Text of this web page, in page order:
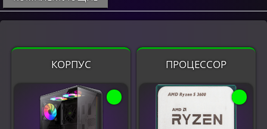
КОРПУС ПРОЦЕССОР